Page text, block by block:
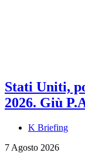
Stati Uniti,
2026. Giù
K Briefing
7 Agosto 2026